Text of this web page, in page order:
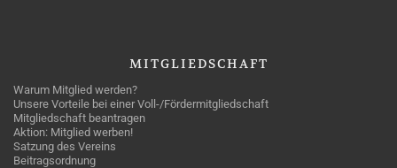
MITGLIEDSCHAFT
Warum Mitglied werden?
Unsere Vorteile bei einer Voll-/Fördermitgliedschaft
Mitgliedschaft beantragen
Aktion: Mitglied werben!
Satzung des Vereins
Beitragsordnung